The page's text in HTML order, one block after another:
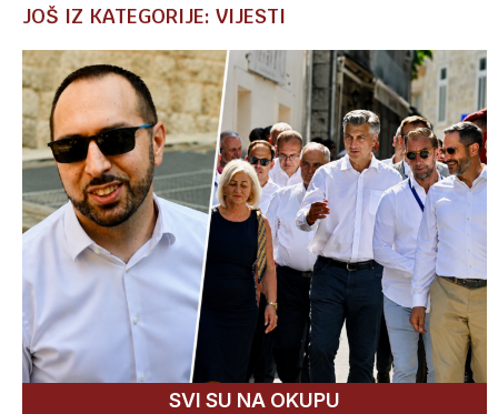
JOŠ IZ KATEGORIJE: VIJESTI
SVI SU NA OKUPU